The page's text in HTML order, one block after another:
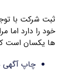
ثبت شرکت با
خود را دارد
ها یکسان است
چاپ آگهی